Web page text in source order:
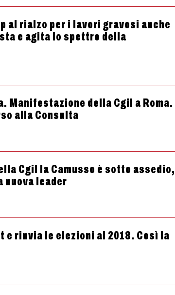
al rialzo per i lavori gravosi anche
e agita lo spettro della
Manifestazione della Cgil a Roma.
alla Consulta
Cgil la Camusso è sotto assedio,
nuova leader
rinvia le elezioni al 2018. Così la